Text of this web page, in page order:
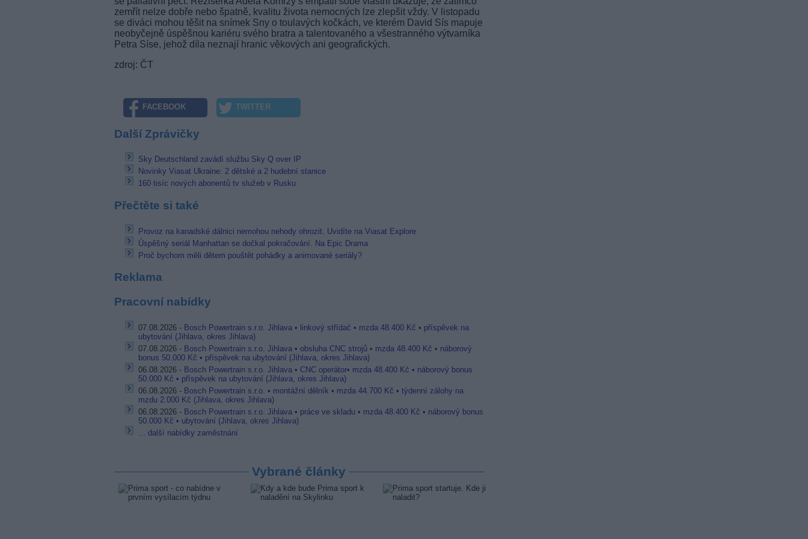
zemřít nelze dobře nebo špatně, kvalitu života nemocných lze zlepšit vždy. V listopadu
se diváci mohou těšit na snímek Sny o toulavých kočkách, ve kterém David Sís mapuje
neobyčejně úspěšnou kariéru svého bratra a talentovaného a všestranného výtvarníka
Petra Síse, jehož díla neznají hranic věkových ani geografických.
zdroj: ČT
FACEBOOK TWITTER
Další Zprávičky
Sky Deutschland zavádí službu Sky Q over IP
Novinky Viasat Ukraine: 2 dětské a 2 hudební stanice
160 tisíc nových abonentů tv služeb v Rusku
Přečtěte si také
Provoz na kanadské dálnici nemohou nehody ohrozit. Uvidíte na Viasat Explore
Úspěšný seriál Manhattan se dočkal pokračování. Na Epic Drama
Proč bychom měli dětem pouštět pohádky a animované seriály?
Reklama
Pracovní nabídky
07.08.2026 - Bosch Powertrain s.r.o. Jihlava • linkový střídač • mzda 48.400 Kč • příspěvek na
ubytování (Jihlava, okres Jihlava)
07.08.2026 - Bosch Powertrain s.r.o. Jihlava • obsluha CNC strojů • mzda 48.400 Kč • náborový
bonus 50.000 Kč • příspěvek na ubytování (Jihlava, okres Jihlava)
06.08.2026 - Bosch Powertrain s.r.o. Jihlava • CNC operátor• mzda 48.400 Kč • náborový bonus
50.000 Kč • příspěvek na ubytování (Jihlava, okres Jihlava)
06.08.2026 - Bosch Powertrain s.r.o. • montážní dělník • mzda 44.700 Kč • týdenní zálohy na
mzdu 2.000 Kč (Jihlava, okres Jihlava)
06.08.2026 - Bosch Powertrain s.r.o. Jihlava • práce ve skladu • mzda 48.400 Kč • náborový bonus
50.000 Kč • ubytování (Jihlava, okres Jihlava)
... další nabídky zaměstnání
Vybrané články